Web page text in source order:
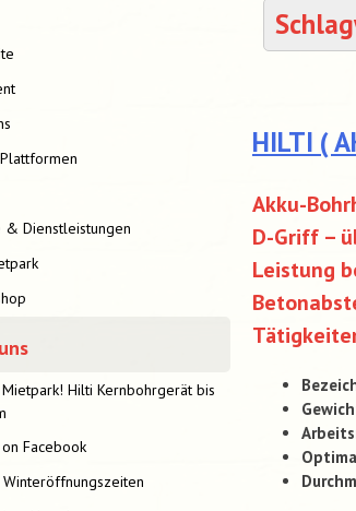
HILTI (
Akku-
D-Griff –
Leistung
& Dienstleistungen
Hilti Kernbohrgerät bis
Facebook